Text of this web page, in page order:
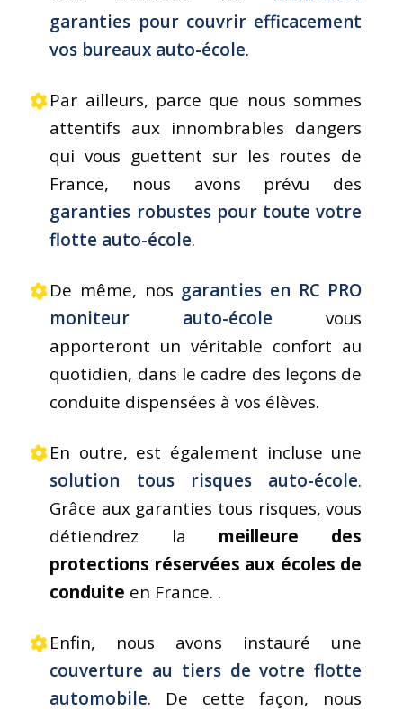
garanties pour couvrir efficacement
vos bureaux auto-école.
Par ailleurs, parce que nous sommes
attentifs aux innombrables dangers
qui vous guettent sur les routes de
France, nous avons prévu des
garanties robustes pour toute votre
flotte auto-école.
De même, nos garanties en RC PRO
moniteur auto-école vous
apporteront un véritable confort au
quotidien, dans le cadre des leçons de
conduite dispensées à vos élèves.
En outre, est également incluse une
solution tous risques auto-école.
Grâce aux garanties tous risques, vous
détiendrez la meilleure des
protections réservées aux écoles de
conduite en France. .
Enfin, nous avons instauré une
couverture au tiers de votre flotte
automobile. De cette façon, nous